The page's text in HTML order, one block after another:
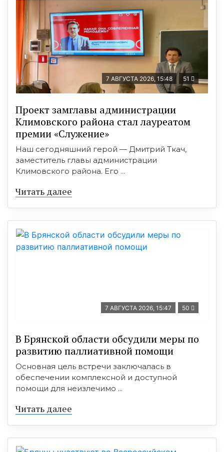
7 АВГУСТА 2026, 15:48 51
Проект замглавы администрации
Климовского района стал лауреатом
премии «Служение»
Наш сегодняшний герой — Дмитрий Ткач,
заместитель главы администрации
Климовского района. Его ...
Читать далее
7 АВГУСТА 2026, 15:47 50
В Брянской области обсудили меры по
развитию паллиативной помощи
Основная цель встречи заключалась в
обеспечении комплексной и доступной
помощи для неизлечимо ...
Читать далее